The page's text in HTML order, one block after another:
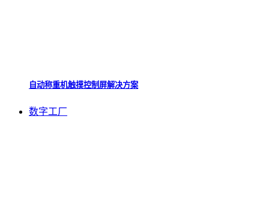
自动称重机触摸控制屏解决方案
数字工厂